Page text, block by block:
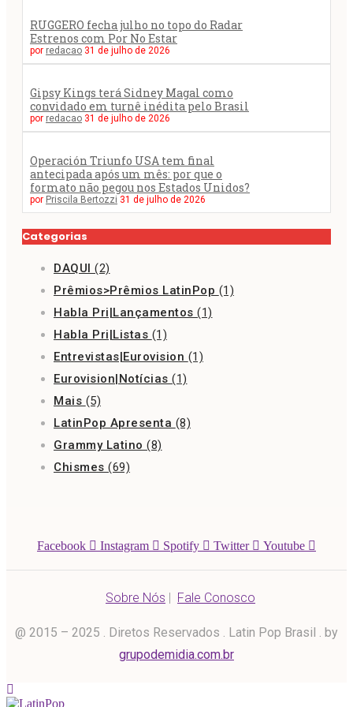
RUGGERO fecha julho no topo do Radar
Estrenos com Por No Estar
por redacao 31 de julho de 2026
Gipsy Kings terá Sidney Magal como
convidado em turnê inédita pelo Brasil
por redacao 31 de julho de 2026
Operación Triunfo USA tem final
antecipada após um mês: por que o
formato não pegou nos Estados Unidos?
por Priscila Bertozzi 31 de julho de 2026
Categorias
DAQUI (2)
Prêmios>Prêmios LatinPop (1)
Habla Pri|Lançamentos (1)
Habla Pri|Listas (1)
Entrevistas|Eurovision (1)
Eurovision|Notícias (1)
Mais (5)
LatinPop Apresenta (8)
Grammy Latino (8)
Chismes (69)
Facebook Instagram Spotify Twitter Youtube
Sobre Nós | Fale Conosco
@ 2015 – 2025 . Diretos Reservados . Latin Pop Brasil . by
grupodemidia.com.br